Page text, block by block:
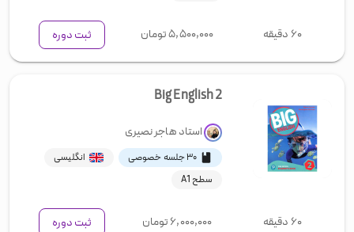
۶۰ دقیقه ۵,۵۰۰,۰۰۰تومان ثبت دوره
Big English 2
استادهاجر نصیری
۳۰ جلسه خصوصی
انگلیسی
سطح A1
۶۰ دقیقه ۶,۰۰۰,۰۰۰تومان ثبت دوره